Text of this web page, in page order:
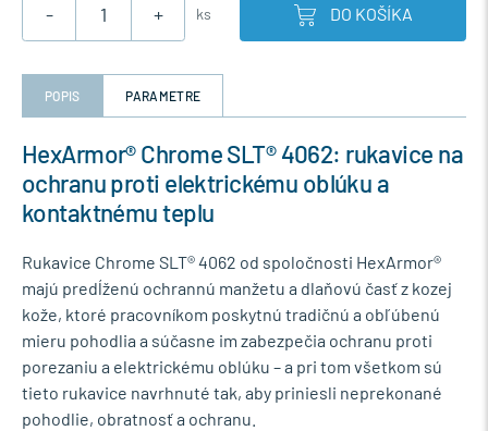
- + ks DO KOŠÍKA
POPIS PARAMETRE
HexArmor® Chrome SLT® 4062: rukavice na
ochranu proti elektrickému oblúku a
kontaktnému teplu
Rukavice Chrome SLT® 4062 od spoločnosti HexArmor®
majú predĺženú ochrannú manžetu a dlaňovú časť z kozej
kože, ktoré pracovníkom poskytnú tradičnú a obľúbenú
mieru pohodlia a súčasne im zabezpečia ochranu proti
porezaniu a elektrickému oblúku – a pri tom všetkom sú
tieto rukavice navrhnuté tak, aby priniesli neprekonané
pohodlie, obratnosť a ochranu.